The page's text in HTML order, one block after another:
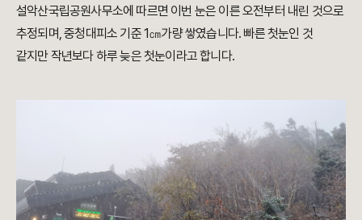
설악산국립공원사무소에 따르면 이번 눈은 이른 오전부터 내린 것으로
추정되며, 중청대피소 기준 1㎝가량 쌓였습니다. 빠른 첫눈인 것
같지만 작년보다 하루 늦은 첫눈이라고 합니다.